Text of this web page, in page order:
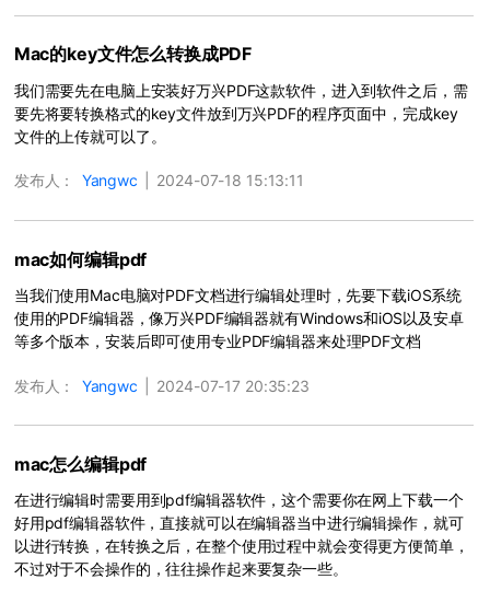
Mac的key文件怎么转换成PDF
我们需要先在电脑上安装好万兴PDF这款软件，进入到软件之后，需
要先将要转换格式的key文件放到万兴PDF的程序页面中，完成key
文件的上传就可以了。
发布人： Yangwc 2024-07-18 15:13:11
mac如何编辑pdf
当我们使用Mac电脑对PDF文档进行编辑处理时，先要下载iOS系统
使用的PDF编辑器，像万兴PDF编辑器就有Windows和iOS以及安卓
等多个版本，安装后即可使用专业PDF编辑器来处理PDF文档
发布人： Yangwc 2024-07-17 20:35:23
mac怎么编辑pdf
在进行编辑时需要用到pdf编辑器软件，这个需要你在网上下载一个
好用pdf编辑器软件，直接就可以在编辑器当中进行编辑操作，就可
以进行转换，在转换之后，在整个使用过程中就会变得更方便简单，
不过对于不会操作的，往往操作起来要复杂一些。